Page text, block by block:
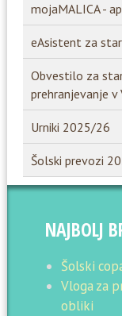
mojaMALICA -
eAsistent za
Obvestilo za
prehranjevanje v
Urniki 2025/26
Šolski prevozi
NAJBOLJ
Šolski
Vloga za
obliki